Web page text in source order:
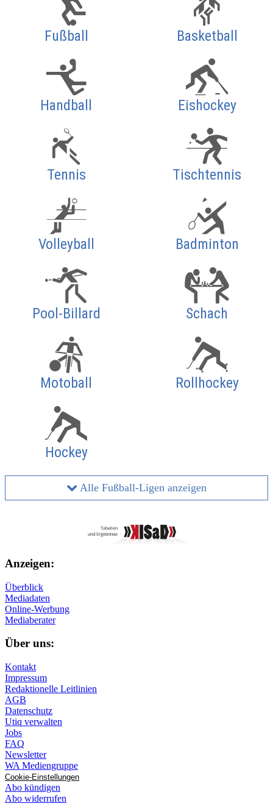
Fußball Basketball
Handball Eishockey
Tennis Tischtennis
Volleyball Badminton
Pool-Billard Schach
Motoball Rollhockey
Hockey
Alle Fußball-Ligen anzeigen
Anzeigen:
Überblick
Mediadaten
Online-Werbung
Mediaberater
Über uns:
Kontakt
Impressum
Redaktionelle Leitlinien
AGB
Datenschutz
Utiq verwalten
Jobs
FAQ
Newsletter
WA Mediengruppe
Cookie-Einstellungen
Abo kündigen
Abo widerrufen